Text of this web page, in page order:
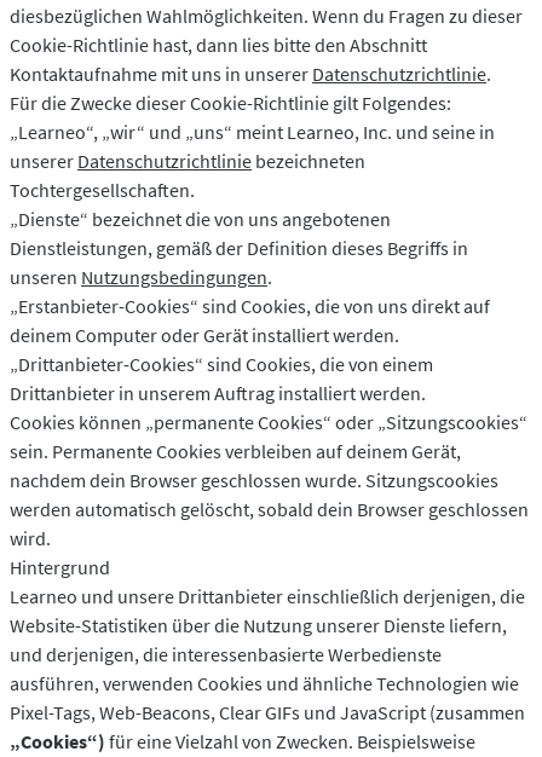
Blog
Jobs
Hilfe
Datenschutz
AGB
Impressum
diesbezüglichen Wahlmöglichkeiten. Wenn du Fragen zu dieser
Cookie-Richtlinie hast, dann lies bitte den Abschnitt
Kontaktaufnahme mit uns in unserer Datenschutzrichtlinie.
Für die Zwecke dieser Cookie-Richtlinie gilt Folgendes:
„Learneo“, „wir“ und „uns“ meint Learneo, Inc. und seine in
unserer Datenschutzrichtlinie bezeichneten
Tochtergesellschaften.
„Dienste“ bezeichnet die von uns angebotenen
Dienstleistungen, gemäß der Definition dieses Begriffs in
unseren Nutzungsbedingungen.
„Erstanbieter-Cookies“ sind Cookies, die von uns direkt auf
deinem Computer oder Gerät installiert werden.
„Drittanbieter-Cookies“ sind Cookies, die von einem
Drittanbieter in unserem Auftrag installiert werden.
Cookies können „permanente Cookies“ oder „Sitzungscookies“
sein. Permanente Cookies verbleiben auf deinem Gerät,
nachdem dein Browser geschlossen wurde. Sitzungscookies
werden automatisch gelöscht, sobald dein Browser geschlossen
wird.
Hintergrund
Learneo und unsere Drittanbieter einschließlich derjenigen, die
Website-Statistiken über die Nutzung unserer Dienste liefern,
und derjenigen, die interessenbasierte Werbedienste
ausführen, verwenden Cookies und ähnliche Technologien wie
Pixel-Tags, Web-Beacons, Clear GIFs und JavaScript (zusammen
„Cookies“) für eine Vielzahl von Zwecken. Beispielsweise